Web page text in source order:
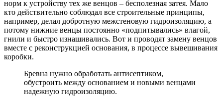
норм к устройству тех же венцов – бесполезная затея. Мало
кто действительно соблюдал все строительные принципы,
например, делал добротную межстеновую гидроизоляцию, а
потому нижние венцы постоянно «подпитывались» влагой,
гнили и быстро изнашивались. Вот и проводят замену венцов
вместе с реконструкцией основания, в процессе вывешивания
коробки.
Бревна нужно обработать антисептиком,
обустроить между основанием и новыми венцами
надежную гидроизоляцию.